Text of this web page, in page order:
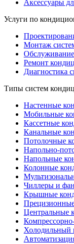
Аксессуары
Услуги по
Монтаж
Ремонт
Диагностика
Типы систем
Настенные
Мобильные
Кассетные
Канальные
Потолочные
Напольно-
Напольные
Колонные
Чиллеры и
Крышные
Центральные
Холодильный